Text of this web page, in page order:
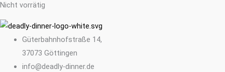
Nicht vorrätig
Güterbahnhofstraße 14,
37073 Göttingen
info@deadly-dinner.de